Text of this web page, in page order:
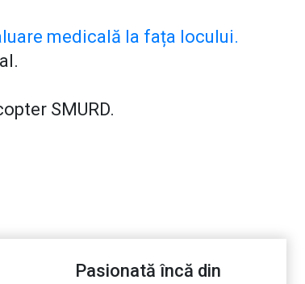
medicală la fața locului.
SMURD.
Pasionată încă din